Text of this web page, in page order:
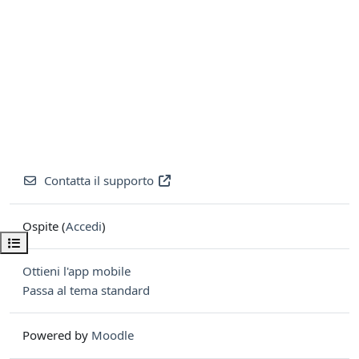
Apri indice del corso
Contatta il supporto
Ospite (Accedi)
Ottieni l'app mobile
Passa al tema standard
Powered by Moodle